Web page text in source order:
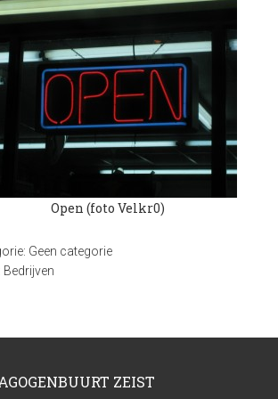
Open (foto Velkr0)
Geen categorie
Bedrijven
ZEIST